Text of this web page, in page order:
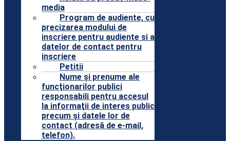
media
Program de audiente, cu
precizarea modului de
inscriere pentru audiente si a
datelor de contact pentru
inscriere
Petitii
Nume şi prenume ale
funcţionarilor publici
responsabili pentru accesul
la informaţii de interes public
precum şi datele lor de
contact (adresă de e-mail,
telefon).